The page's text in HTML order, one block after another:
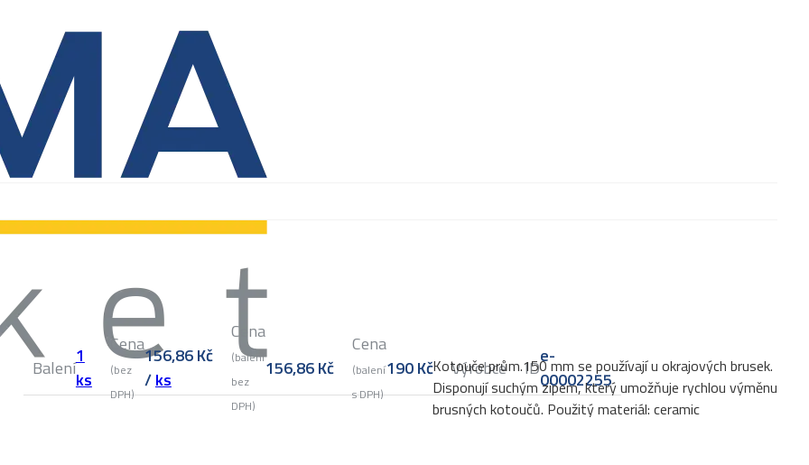
Balení1
ks
Cena
(bez
DPH)
156,86Kč
/ks
Cena
(balení
bez
DPH)
156,86Kč
Cena
(balení
s DPH)
190Kč Výrobce IDe-
00002255
Kotouče prům.150 mm se používají u okrajových brusek.
Disponují suchým zipem, který umožňuje rychlou výměnu
brusných kotoučů. Použitý materiál: ceramic